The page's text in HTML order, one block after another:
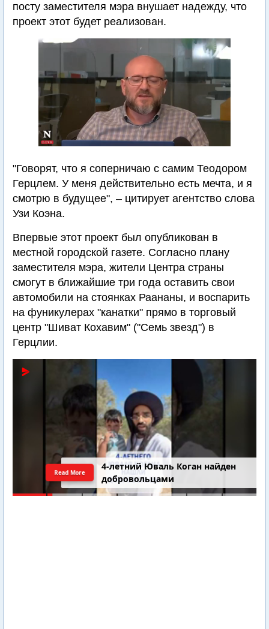
посту заместителя мэра внушает надежду, что
проект этот будет реализован.
"Говорят, что я соперничаю с самим Теодором
Герцлем. У меня действительно есть мечта, и я
смотрю в будущее", – цитирует агентство слова
Узи Коэна.
Впервые этот проект был опубликован в
местной городской газете. Согласно плану
заместителя мэра, жители Центра страны
смогут в ближайшие три года оставить свои
автомобили на стоянках Раананы, и воспарить
на фуникулерах "канатки" прямо в торговый
центр "Шиват Кохавим" ("Семь звезд") в
Герцлии.
4-летний Юваль Коган найден
добровольцами
Read More